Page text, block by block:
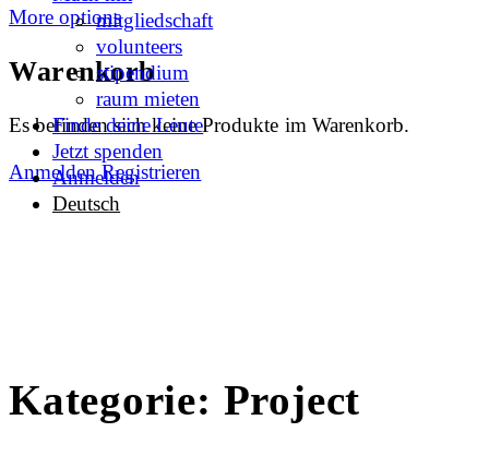
More options
Warenkorb
Es befinden sich keine Produkte im Warenkorb.
Anmelden Registrieren
mitgliedschaft
volunteers
stipendium
raum mieten
Finde deine Leute
Jetzt spenden
Anmelden
Deutsch
Kategorie: Project